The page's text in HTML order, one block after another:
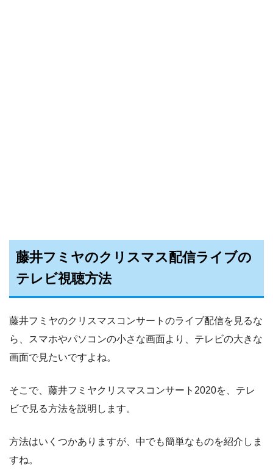
藤井フミヤのクリスマス配信ライブの
テレビ視聴方法
藤井フミヤのクリスマスコンサートのライブ配信を見るな
ら、スマホやパソコンの小さな画面より、テレビの大きな
画面で見たいですよね。
そこで、藤井フミヤクリスマスコンサート2020を、テレ
ビで見る方法を説明します。
方法はいくつかありますが、中でも簡単なものを紹介しま
すね。